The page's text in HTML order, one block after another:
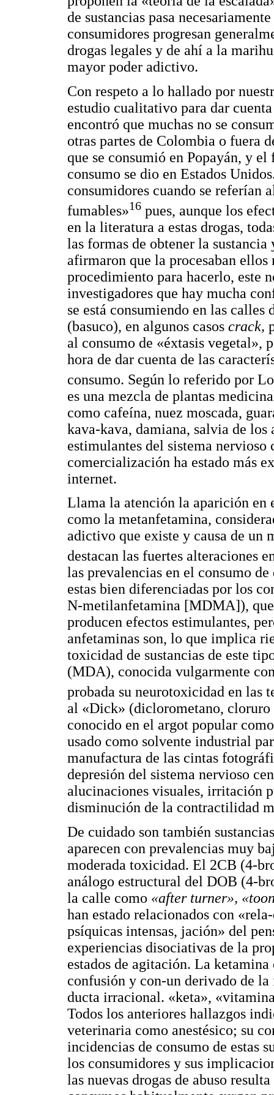
de sustancias pasa
consumidores progresan
drogas legales y de ahí a la
mayor poder adictivo.
Con respeto a lo hallado por
estudio cualitativo para dar
encontró que muchas no se
otras partes de Colombia o fuera
que se consumió en Popayán, y
consumo se dio en Estados
consumidores cuando se referían
fumables»16 pues, aunque los
en la literatura a estas drogas,
las formas de obtener la
afirmaron que la procesaban ellos
procedimiento para hacerlo, este
investigadores que hay mucha
se está consumiendo en las
(basuco), en algunos casos crack,
al consumo de «éxtasis vegetal»,
hora de dar cuenta de las
consumo. Según lo referido por
es una mezcla de plantas
como cafeína, nuez moscada,
kava-kava, damiana, salvia de
estimulantes del sistema
comercialización ha estado más
internet.
Llama la atención la aparición en
como la metanfetamina,
adictivo que existe y causa de un
destacan las fuertes alteraciones
las prevalencias en el consumo
estas bien diferenciadas por los
N-metilanfetamina [MDMA]),
producen efectos estimulantes,
anfetaminas son, lo que implica
toxicidad de sustancias de este
(MDA), conocida vulgarmente
probada su neurotoxicidad en las
al «Dick» (diclorometano,
conocido en el argot popular
usado como solvente industrial
manufactura de las cintas
depresión del sistema nervioso
alucinaciones visuales, irritación
disminución de la contractilidad
De cuidado son también
aparecen con prevalencias muy
moderada toxicidad. El 2CB (4-
análogo estructural del DOB (4-
la calle como «after turner»,
han estado relacionados con
psíquicas intensas, jación» del
experiencias disociativas de la
estados de agitación. La
confusión y con-un derivado de
ducta irracional. «keta»,
Todos los anteriores hallazgos
veterinaria como anestésico; su
incidencias de consumo de estas
los consumidores y sus
las nuevas drogas de abuso